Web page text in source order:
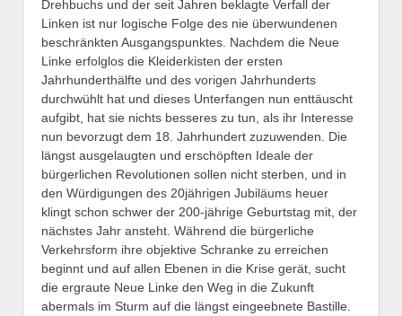
Drehbuchs und der seit Jahren beklagte Verfall der
Linken ist nur logische Folge des nie überwundenen
beschränkten Ausgangspunktes. Nachdem die Neue
Linke erfolglos die Kleiderkisten der ersten
Jahrhunderthälfte und des vorigen Jahrhunderts
durchwühlt hat und dieses Unterfangen nun enttäuscht
aufgibt, hat sie nichts besseres zu tun, als ihr Interesse
nun bevorzugt dem 18. Jahrhundert zuzuwenden. Die
längst ausgelaugten und erschöpften Ideale der
bürgerlichen Revolutionen sollen nicht sterben, und in
den Würdigungen des 20jährigen Jubiläums heuer
klingt schon schwer der 200-jährige Geburtstag mit, der
nächstes Jahr ansteht. Während die bürgerliche
Verkehrsform ihre objektive Schranke zu erreichen
beginnt und auf allen Ebenen in die Krise gerät, sucht
die ergraute Neue Linke den Weg in die Zukunft
abermals im Sturm auf die längst eingeebnete Bastille.